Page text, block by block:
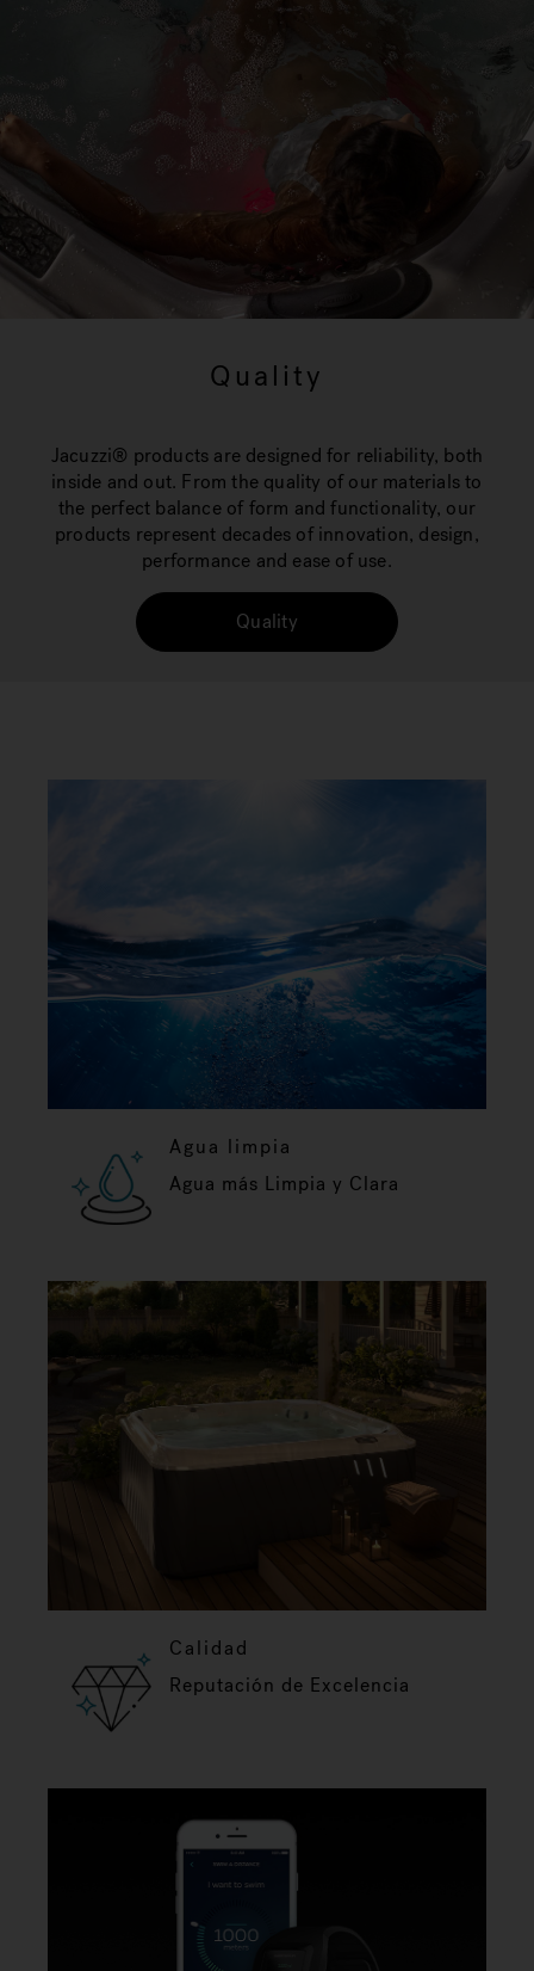
Quality
Jacuzzi® products are designed for reliability, both
inside and out. From the quality of our materials to
the perfect balance of form and functionality, our
products represent decades of innovation, design,
performance and ease of use.
Quality
Agua limpia
Agua más Limpia y Clara
Calidad
Reputación de Excelencia